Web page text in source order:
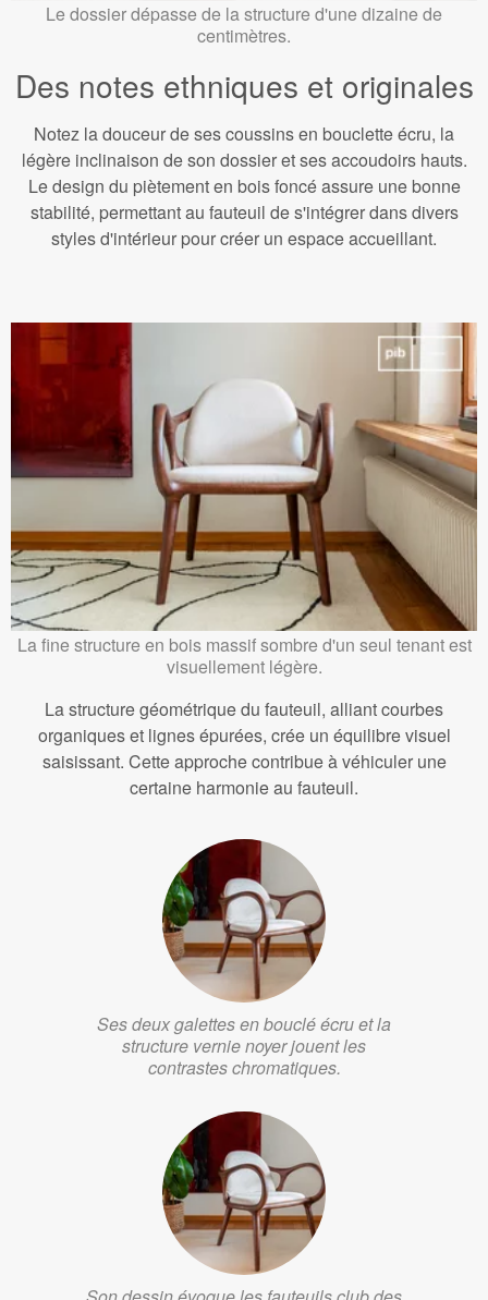
Le dossier dépasse de la structure d'une dizaine de
centimètres.
Des notes ethniques et originales
Notez la douceur de ses coussins en bouclette écru, la
légère inclinaison de son dossier et ses accoudoirs hauts.
Le design du piètement en bois foncé assure une bonne
stabilité, permettant au fauteuil de s'intégrer dans divers
styles d'intérieur pour créer un espace accueillant.
La fine structure en bois massif sombre d'un seul tenant est
visuellement légère.
La structure géométrique du fauteuil, alliant courbes
organiques et lignes épurées, crée un équilibre visuel
saisissant. Cette approche contribue à véhiculer une
certaine harmonie au fauteuil.
Ses deux galettes en bouclé écru et la
structure vernie noyer jouent les
contrastes chromatiques.